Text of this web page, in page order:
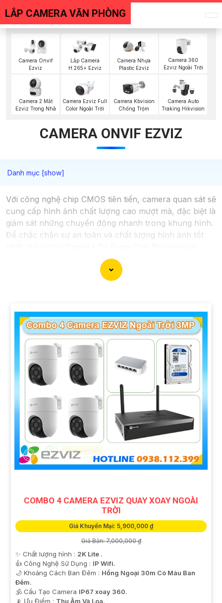
LẮP CAMERA VĂN PHÒNG
Camera Onvif
Ezviz
Lắp Camera
H.265+ Ezviz
Camera Nhựa
Plastic Ezviz
Camera 360
Ezviz Ngoài Trời
Camera 2 Mắt
Ezviz Trong Nhà
Camera Ezviz Full
Color Ngoài Trời
Camera Kbvision
Chống Trộm
Camera Auto
Traking Hikvision
CAMERA ONVIF EZVIZ
Với công nghệ chip CMOS tiên tiến, camera quan sát sẽ
cung cấp hình ảnh chất lượng cao mượt mà, đặc biệt là
giám sát những chuyển động nhanh trong khung hình.
Để chắc chắn sự an toàn và chất lượng hình ảnh tốt
Scan CMOS cho hệ thống giám sát của bạn dưới đây
COMBO 4 CAMERA EZVIZ QUAY XOAY NGOÀI
TRỜI
Giá Khuyến Mại: 5,900,000 ₫
Giá Bán: 7,000,000 ₫
✨ Chất lượng hình : 2K Lite .
👍 Công Nghệ Sử Dụng : IP Wifi.
🌙 Khoảng Cách Ban Đêm : Hồng Ngoại 30m Có Màu Ban
Ðêm.
🕉️ Cấu Tạo Camera IP67 xoay 360.
️📡 Ưu Điểm : Thu Âm Và Loa.